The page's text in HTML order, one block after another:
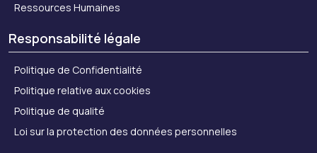
Ressources Humaines
Responsabilité légale
Politique de Confidentialité
Politique relative aux cookies
Politique de qualité
Loi sur la protection des données personnelles